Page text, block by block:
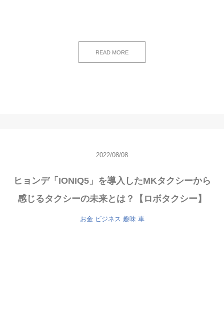
READ MORE
2022/08/08
ヒョンデ「IONIQ5」を導入したMKタクシーから
感じるタクシーの未来とは？【ロボタクシー】
お金 ビジネス 趣味 車